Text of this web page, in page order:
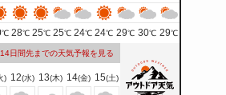
℃ 28℃ 25℃ 25℃ 24℃ 24℃ 29℃ 30℃ 29℃
14日間先までの天気予報を見る
) 12(水) 13(木) 14(金) 15(土)